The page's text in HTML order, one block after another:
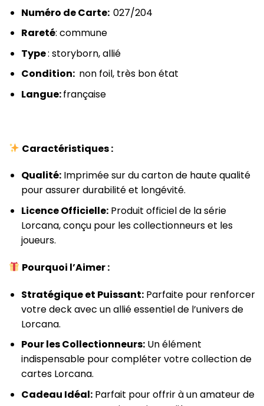
Numéro de Carte: 027/204
Rareté: commune
Type: storyborn, allié
Condition: non foil, très bon état
Langue:française
Caractéristiques :
Qualité:Imprimée sur du carton de haute qualité
pour assurer durabilité et longévité.
Licence Officielle:Produit officiel de la série
Lorcana, conçu pour les collectionneurs et les
joueurs.
Pourquoi l’Aimer :
Stratégique et Puissant:Parfaite pour renforcer
votre deck avec un allié essentiel de l’univers de
Lorcana.
Pour les Collectionneurs:Un élément
indispensable pour compléter votre collection de
cartes Lorcana.
Cadeau Idéal:Parfait pour offrir à un amateur de